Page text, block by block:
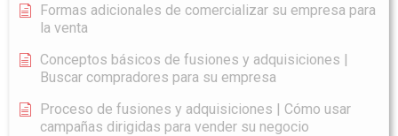
Formas adicionales de comercializar su empresa para
la venta
Conceptos básicos de fusiones y adquisiciones |
Buscar compradores para su empresa
Proceso de fusiones y adquisiciones | Cómo usar
campañas dirigidas para vender su negocio